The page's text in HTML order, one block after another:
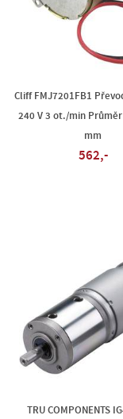
Cliff FMJ7201FB1
240 V 3 ot./min
mm
562,-
TRU COMPONENTS